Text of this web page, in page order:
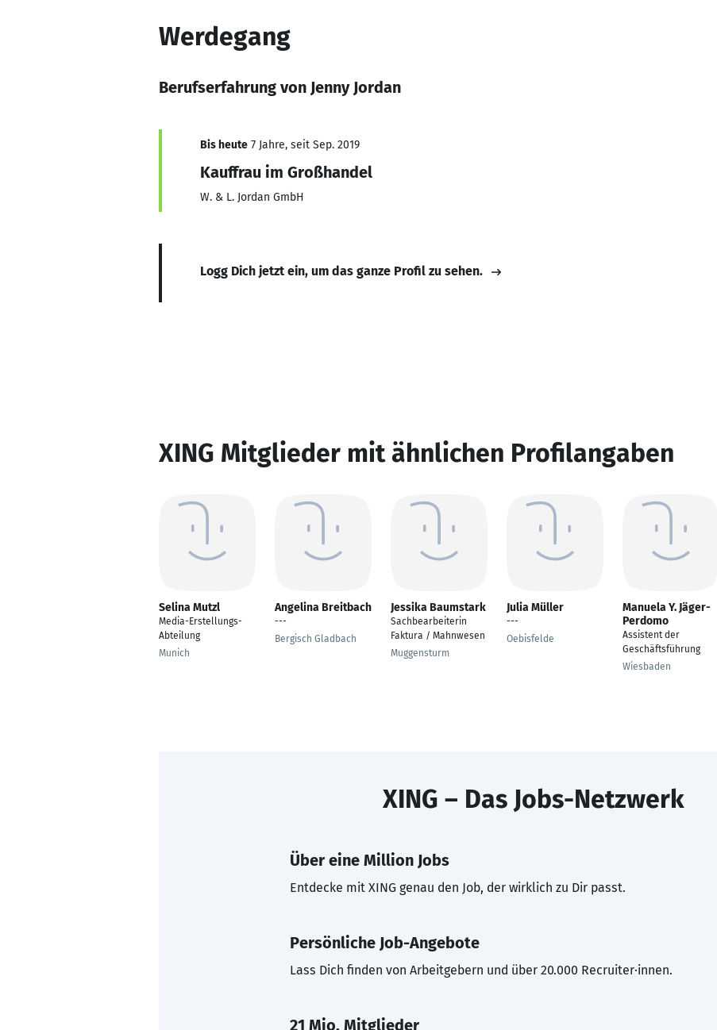
Werdegang
Berufserfahrung von Jenny Jordan
Bis heute 7 Jahre, seit Sep. 2019
Kauffrau im Großhandel
W. & L. Jordan GmbH
Logg Dich jetzt ein, um das ganze Profil zu sehen.
XING Mitglieder mit ähnlichen Profilangaben
Selina Mutzl
Media-Erstellungs-
Abteilung
Munich
Angelina Breitbach
---
Bergisch Gladbach
Jessika Baumstark
Sachbearbeiterin
Faktura / Mahnwesen
Muggensturm
Julia Müller
---
Oebisfelde
Manuela Y. Jäger-
Perdomo
Assistent der
Geschäftsführung
Wiesbaden
XING – Das Jobs-Netzwerk
Über eine Million Jobs
Entdecke mit XING genau den Job, der wirklich zu Dir passt.
Persönliche Job-Angebote
Lass Dich finden von Arbeitgebern und über 20.000 Recruiter·innen.
21 Mio. Mitglieder